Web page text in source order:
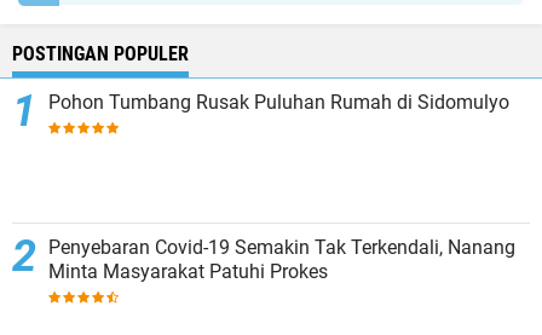
POSTINGAN POPULER
Pohon Tumbang Rusak Puluhan Rumah di Sidomulyo
Penyebaran Covid-19 Semakin Tak Terkendali, Nanang
Minta Masyarakat Patuhi Prokes